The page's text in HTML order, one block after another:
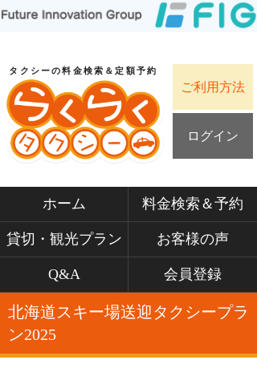
タクシーの料金検索＆定額予約
ご利用方法
ログイン
ホーム 料金検索＆予約
貸切・観光プラン お客様の声
Q&A 会員登録
北海道スキー場送迎タクシープラ
ン2025